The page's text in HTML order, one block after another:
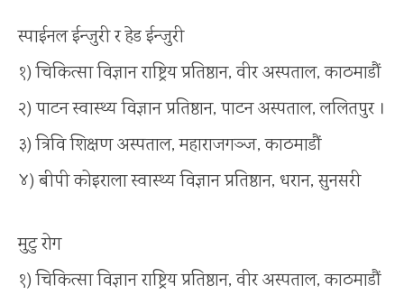
स्पाईनल ईन्जुरी र हेड ईन्जुरी
१) चिकित्सा विज्ञान राष्ट्रिय प्रतिष्ठान, वीर अस्पताल, काठमाडौं
२) पाटन स्वास्थ्य विज्ञान प्रतिष्ठान, पाटन अस्पताल, ललितपुर ।
३) त्रिवि शिक्षण अस्पताल, महाराजगञ्ज, काठमाडौं
४) बीपी कोइराला स्वास्थ्य विज्ञान प्रतिष्ठान, धरान, सुनसरी
मुटु रोग
१) चिकित्सा विज्ञान राष्ट्रिय प्रतिष्ठान, वीर अस्पताल, काठमाडौं